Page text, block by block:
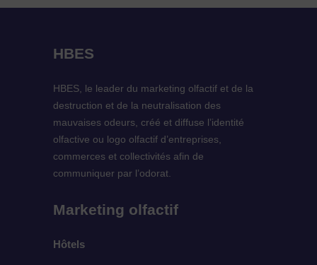
HBES
HBES, le leader du marketing olfactif et de la
destruction et de la neutralisation des
mauvaises odeurs, créé et diffuse l’identité
olfactive ou logo olfactif d’entreprises,
commerces et collectivités afin de
communiquer par l’odorat.
Marketing olfactif
Hôtels